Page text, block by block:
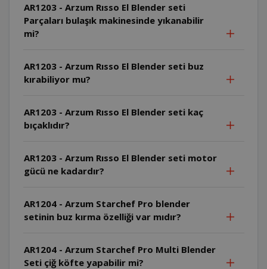
AR1203 - Arzum Rısso El Blender seti
Parçaları bulaşık makinesinde yıkanabilir
mi?
AR1203 - Arzum Rısso El Blender seti buz
kırabiliyor mu?
AR1203 - Arzum Rısso El Blender seti kaç
bıçaklıdır?
AR1203 - Arzum Rısso El Blender seti motor
gücü ne kadardır?
AR1204 - Arzum Starchef Pro blender
setinin buz kırma özelliği var mıdır?
AR1204 - Arzum Starchef Pro Multi Blender
Seti çiğ köfte yapabilir mi?